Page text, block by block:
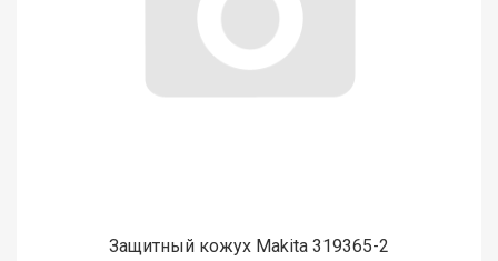
Защитный кожух Makita 319365-2